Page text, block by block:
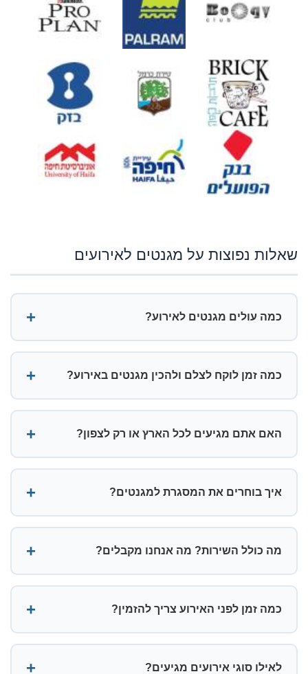
שאלות נפוצות על מגנטים לאירועים
כמה עולים מגנטים לאירוע?
כמה זמן לוקח לצלם ולהכין מגנטים באירוע?
האם אתם מגיעים לכל הארץ או רק לצפון?
איך בוחרים את המסגרת למגנטים?
מה כולל השירות? מה אנחנו מקבלים?
כמה זמן לפני האירוע צריך להזמין?
לאילו סוגי אירועים מגיעים?